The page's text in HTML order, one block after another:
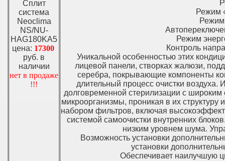
Сплит
система
Neoclima
NS/NU-
HAG180KA5
цена: 17300
руб. в
наличии
нет в продаже
!!!
Режим
Режим
Режим
Контроль
Уникальной особенностью этих
лицевой панели, створках жалюзи,
серебра, покрывающие компоненты
длительный процесс очистки
долговременной стерилизации с
микроорганизмы, проникая в их
набором фильтров, включая
системой самоочистки внутренних
низким уровнем шума.
Возможность установки
установки
Обеспечивает наилучшую